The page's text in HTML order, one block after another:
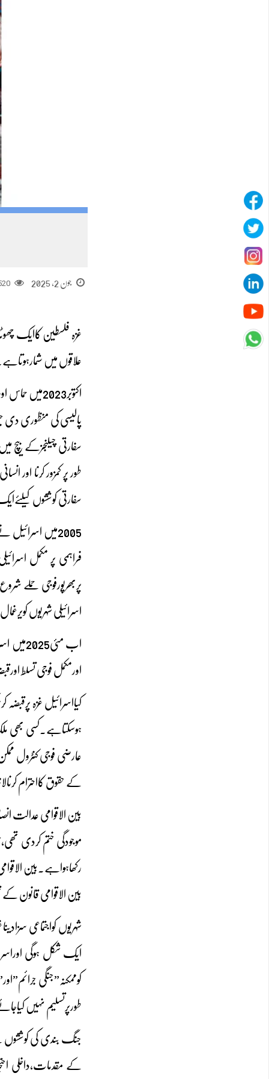
جون 2, 2025
علاقوں میں شمارہوتاہے۔2007سے غزہ پرحماس کی حکمرانی ہے،جواسرائیل کے ظلم وسستم کے خلاف جدوجہدآزادی میں
پالیسی کی منظوری دی
سفارتی چیلنجزکے بیچ
طور پر کمزور کرنا اور
سفارتی کوششوں
2005میں
پربھرپورفوجی حملے
اسرائیلی شہریوں کویرغمال
اب
اورمکمل فوجی تسلط
ہوسکتاہے۔کسی بھی
کے حقوق کااحترام
رکھاہواہے۔بین
بین الاقوامی قانون
شہریوں کواجتماعی
ایک شکل ہوگی
کوممکنہ”جنگی
طورپرتسلیم نہیں
جنگ بندی کی کوششوں
کے مقدمات،داخلی